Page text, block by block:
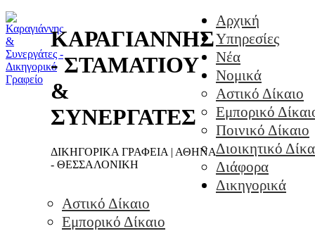
ΚΑΡΑΓΙΑΝΝΗΣ
- ΣΤΑΜΑΤΙΟΥ
&
ΣΥΝΕΡΓΑΤΕΣ
ΔΙΚΗΓΟΡΙΚΑ ΓΡΑΦΕΙΑ | ΑΘΗΝΑ
- ΘΕΣΣΑΛΟΝΙΚΗ
Αρχική
Υπηρεσίες
Νέα
Νομικά
Αστικό Δίκαιο
Εμπορικό
Ποινικό Δίκαιο
Διοικητικό
Διάφορα
Δικηγορικά
Αστικό Δίκαιο
Εμπορικό Δίκαιο